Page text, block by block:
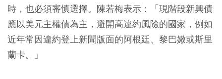
時，也必須審慎選擇。陳若梅表示：「現階段新興債
應以美元主權債為主，避開高違約風險的國家，例如
近年常因違約登上新聞版面的阿根廷、黎巴嫩或斯里
蘭卡。」